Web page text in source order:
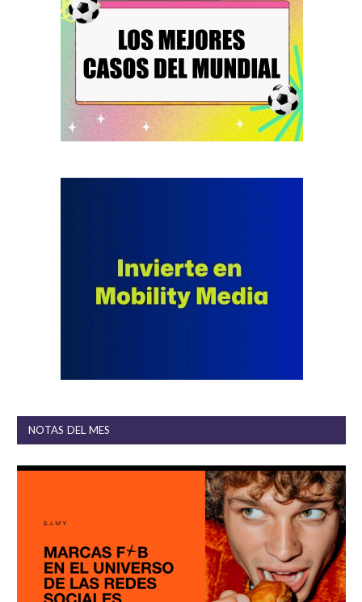
NOTAS DEL MES